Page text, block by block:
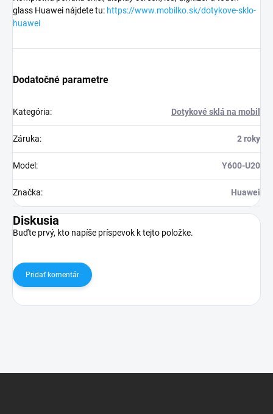
glass Huawei nájdete tu: https://www.mobilko.sk/dotykove-sklo-
huawei
Dodatočné parametre
Kategória: Dotykové sklá na mobil
Záruka: 2 roky
Model : Y600-U20
Značka: Huawei
Diskusia
Buďte prvý, kto napíše príspevok k tejto položke.
Pridať komentár